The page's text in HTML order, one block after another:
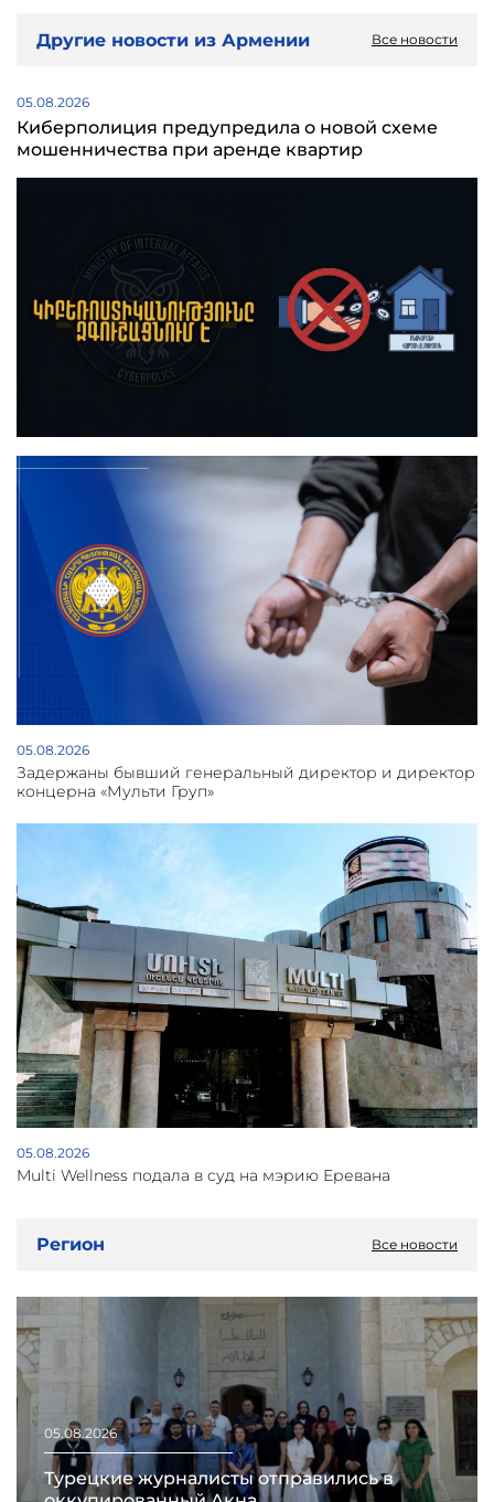
Другие новости из Армении Все новости
05.08.2026
Киберполиция предупредила о новой схеме
мошенничества при аренде квартир
05.08.2026
Задержаны бывший генеральный директор и директор
концерна «Мульти Груп»
05.08.2026
Multi Wellness подала в суд на мэрию Еревана
Регион Все новости
05.08.2026
Турецкие журналисты отправились в